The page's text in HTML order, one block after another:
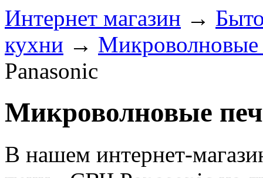
Интернет магазин →
кухни → Микроволновые
Panasonic
Микроволновые
В нашем интернет-